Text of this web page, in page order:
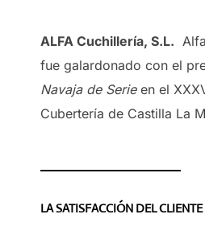
ALFA Cuchillería, S.L.
fue galardonado con el
Navaja de Serieen el
Cubertería de Castilla La
LA SATISFACCIÓN DEL CLIENTE